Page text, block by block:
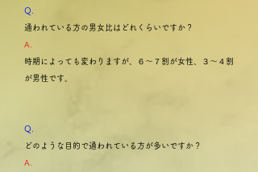
Q.
通われている方の男女比はどれくらいですか？
A.
時期によっても変わりますが、６〜７割が女性、３〜４割
が男性です。
Q.
どのような目的で通われている方が多いですか？
A.